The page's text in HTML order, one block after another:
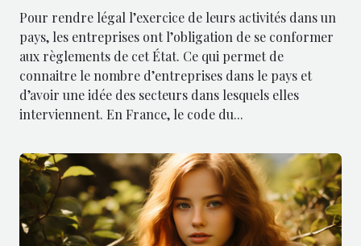
Pour rendre légal l’exercice de leurs activités dans un
pays, les entreprises ont l’obligation de se conformer
aux règlements de cet État. Ce qui permet de
connaitre le nombre d’entreprises dans le pays et
d’avoir une idée des secteurs dans lesquels elles
interviennent. En France, le code du...